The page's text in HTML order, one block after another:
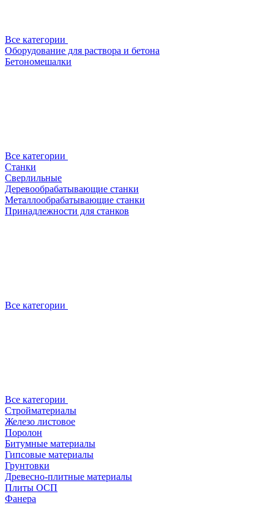
Все категории
Оборудование для раствора и бетона
Бетономешалки
Все категории
Станки
Сверлильные
Деревообрабатывающие станки
Металлообрабатывающие станки
Принадлежности для станков
Все категории
Все категории
Стройматериалы
Железо листовое
Поролон
Битумные материалы
Гипсовые материалы
Грунтовки
Древесно-плитные материалы
Плиты ОСП
Фанера